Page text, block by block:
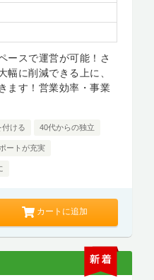
ースで運営が可能！さ
幅に削減できる上に、
ます！営業効率・事業
付ける 40代からの独立
ートが充実
カートに追加
新
着